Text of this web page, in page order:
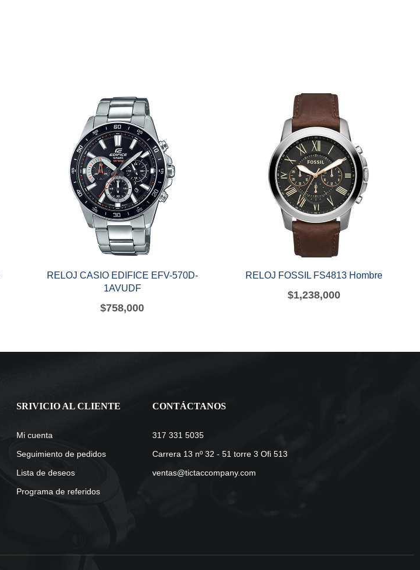
RELOJ CASIO EDIFICE EFV-570D-
1AVUDF
$758,000
RELOJ FOSSIL FS4813 Hombre
$1,238,000
SRIVICIO AL CLIENTE
Mi cuenta
Seguimiento de pedidos
Lista de deseos
Programa de referidos
CONTÁCTANOS
317 331 5035
Carrera 13 nº 32 - 51 torre 3 Ofi 513
ventas@tictaccompany.com